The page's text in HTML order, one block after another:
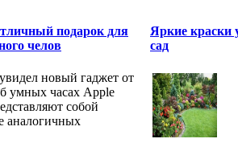
подарок для
челов
новый гаджет от
умных часах Apple
собой
аналогичных
Яркие краски
сад